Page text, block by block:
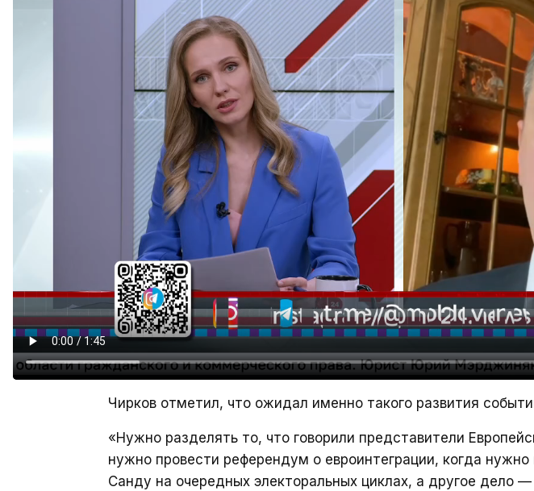
Чирков отметил, что ожидал именно такого развития
«Нужно разделять то, что говорили представители
нужно провести референдум о евроинтеграции, когда
Санду на очередных электоральных циклах, а другое дело —